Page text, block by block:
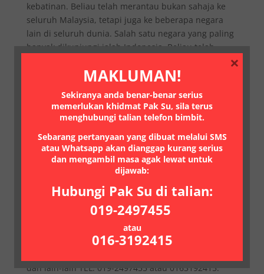
kebatinan. Beliau telah merantau bukan sahaja ke
seluruh Malaysia, tetapi juga ke beberapa negara
lain di seluruh dunia. Salah satu negara yang paling
banyak dikunjungi ialah Indonesia. Beliau telah
Artikel Pak Su Di Media Cetak
Singomorjo|Dec 17, 2013 |besar alat sulit,
Buang Saka,Jin,Keratan akhbar,Makhluk Halus
minyak pengasih,Rawatan Tradisional,Saka,untuk
lelaki
Klik pada gambar untuk besarkan, tekan butang
“back” untuk kembali ke laman ini:
Menyediakan rawatan tradisional untuk segala
dan lain-lain TEL: 019-2497455 atau 0163192415.
MAKLUMAN!
Sekiranya anda benar-benar serius
memerlukan khidmat Pak Su, sila terus
menghubungi talian telefon bimbit.
Sebarang pertanyaan yang dibuat melalui SMS
atau Whatsapp akan dianggap kurang serius
dan mengambil masa agak lewat untuk
dijawab:
Hubungi Pak Su di talian:
019-2497455
atau
016-3192415
×